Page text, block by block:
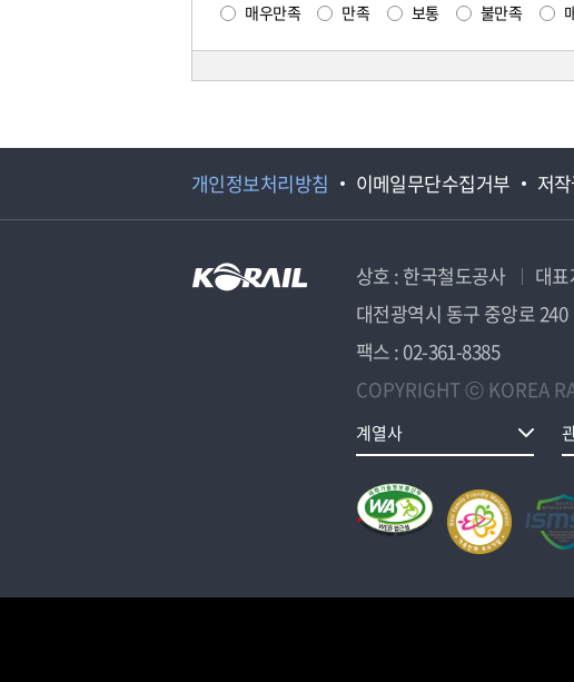
매우만족 만족 보통 불만족
개인정보처리방침 이메일무단수집거부 저
상호 : 한국철도공사 대
대전광역시 동구 중앙로 240
팩스 : 02-361-8385
COPYRIGHT ⓒ KOREA
계열사